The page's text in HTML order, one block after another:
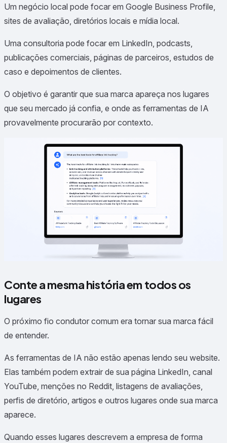
Um negócio local pode focar em Google Business Profile,
sites de avaliação, diretórios locais e mídia local.
Uma consultoria pode focar em LinkedIn, podcasts,
publicações comerciais, páginas de parceiros, estudos de
caso e depoimentos de clientes.
O objetivo é garantir que sua marca apareça nos lugares
que seu mercado já confia, e onde as ferramentas de IA
provavelmente procurarão por contexto.
Conte a mesma história em todos os
lugares
O próximo fio condutor comum era tornar sua marca fácil
de entender.
As ferramentas de IA não estão apenas lendo seu website.
Elas também podem extrair de sua página LinkedIn, canal
YouTube, menções no Reddit, listagens de avaliações,
perfis de diretório, artigos e outros lugares onde sua marca
aparece.
Quando esses lugares descrevem a empresa de forma